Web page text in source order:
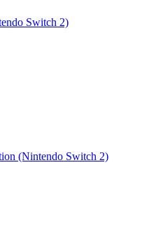
Switch 2)
(Nintendo Switch 2)